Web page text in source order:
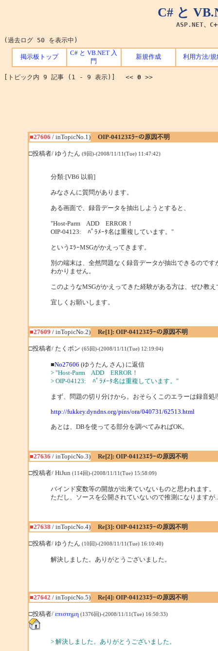
C# と
ASP.NET、
(過去ログ 50 を表示中)
掲示板トップ
C# と VB.NET 入
門
新規作成 利用方法/規
[トピック内 9 記事 (1 - 9 表示)] << 0 >>
■27606 / inTopicNo.1) OIP-04123ｴﾗｰの原因不明
□投稿者/ ゆうたん (9回)-(2008/11/11(Tue) 11:47:42)
分類:[VB6 以前]
みなさんに質問があります。
ある画面で、録音データを抽出しようとすると、
"Host-Parm ADD ERROR！
OIP-04123: ﾊﾟﾗﾒｰﾀ名は重複しています。"
というｴﾗｰMSGがかえってきます。
別の端末は、全然問題なく録音データが抽出できるのです
わかりません。
このようなMSGがかえってきた経験がある方は、ぜひ教
宜しくお願いします。
■27609 / inTopicNo.2) Re[1]: OIP-04123ｴﾗｰの原因不明
□投稿者/ たくボン (65回)-(2008/11/11(Tue) 12:19:04)
■No27606 (ゆうたん さん) に返信
> "Host-Parm ADD ERROR！
> OIP-04123: ﾊﾟﾗﾒｰﾀ名は重複しています。"
まず、問題の切り分けから。おそらくこのエラーは録音処
http://fukkey.dyndns.org/pins/ora/040731/62513.html
あとは、DBを使ってる部分を調べてみればOK。
■27636 / inTopicNo.3) Re[2]: OIP-04123ｴﾗｰの原因不明
□投稿者/ HiJun (114回)-(2008/11/11(Tue) 15:58:09)
バインド変数等の開放が出来ていないものと思われます。
ただし、ソースを公開されていないので推測になりますが
■27638 / inTopicNo.4) Re[3]: OIP-04123ｴﾗｰの原因不明
□投稿者/ ゆうたん (10回)-(2008/11/11(Tue) 16:10:40)
解決しました。ありがとうございました。
■27642 / inTopicNo.5) Re[4]: OIP-04123ｴﾗｰの原因不明
□投稿者/ επιστημη (1376回)-(2008/11/11(Tue) 16:50:33)
> 解決しました。ありがとうございました。